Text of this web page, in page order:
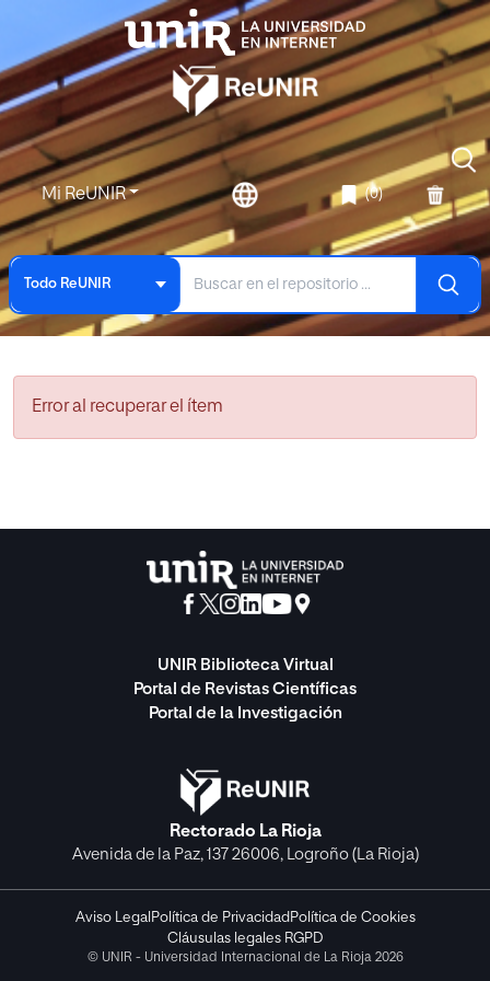
Mi ReUNIR (0)
Todo ReUNIR
Error al recuperar el ítem
UNIR Biblioteca Virtual
Portal de Revistas Científicas
Portal de la Investigación
Rectorado La Rioja
Avenida de la Paz, 137 26006, Logroño (La Rioja)
Aviso Legal Política de Privacidad Política de Cookies
Cláusulas legales RGPD
© UNIR - Universidad Internacional de La Rioja 2026